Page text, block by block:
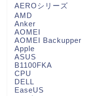
AEROシリーズ
AMD
Anker
AOMEI
AOMEI Backupper
Apple
ASUS
B1100FKA
CPU
DELL
EaseUS